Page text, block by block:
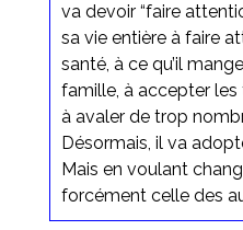
va devoir “faire
sa vie entière à faire
santé, à ce qu’il
famille, à accepter les
à avaler de trop
Désormais, il va
Mais en voulant
forcément celle des